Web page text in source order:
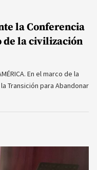
la Conferencia
de la civilización
En el marco de la
Transición para Abandonar